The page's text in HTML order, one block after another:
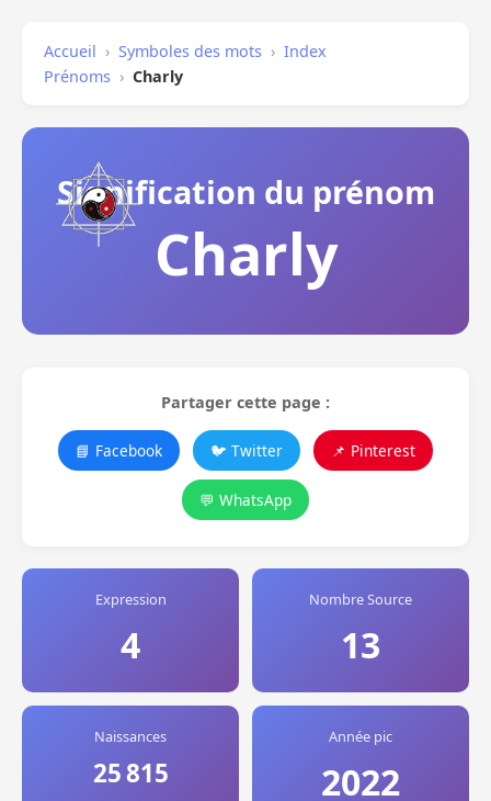
Accueil › Symboles des mots › Index
Prénoms › Charly
Signification du prénom
Charly
Partager cette page :
📘 Facebook 🐦 Twitter 📌 Pinterest
💬 WhatsApp
Expression
4
Nombre Source
13
Naissances
25 815
Année pic
2022